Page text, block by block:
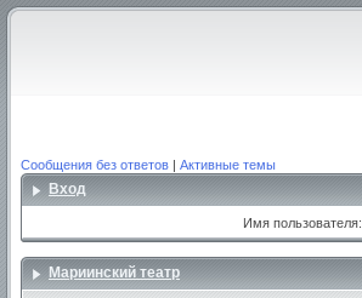
Сообщения без ответов | Активные темы
Вход
Имя пользователя:
Мариинский театр